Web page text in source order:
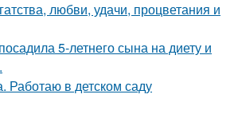
любви, удачи, процветания и
5-летнего сына на диету и
Работаю в детском саду